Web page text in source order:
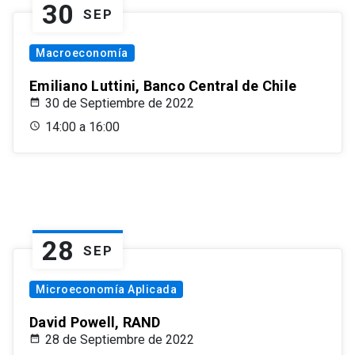
30 SEP
Macroeconomía
Emiliano Luttini, Banco Central de Chile
30 de Septiembre de 2022
14:00 a 16:00
28 SEP
Microeconomía Aplicada
David Powell, RAND
28 de Septiembre de 2022